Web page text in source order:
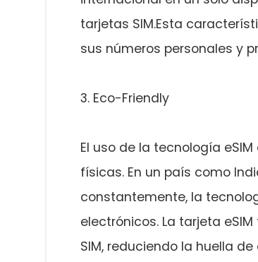
tarjetas SIM.Esta
sus números personales y
3. Eco-Friendly
El uso de la tecnología
físicas. En un país como
constantemente, la
electrónicos. La tarjeta
SIM, reduciendo la huella de